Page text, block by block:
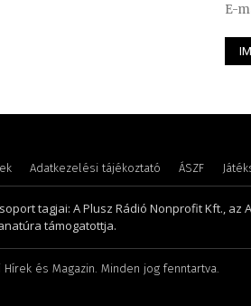
riporter –
E-
Adatkezelési tájékoztató ÁSZF
tagjai: A Plusz Rádió Nonprofit Kft., az
támogatottja.
és Magazin. Minden jog fenntartva.